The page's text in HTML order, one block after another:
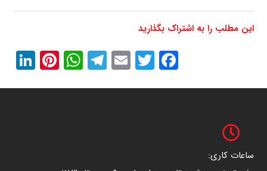
End of interactive chart.
این مطلب را به اشتراک بگذارید
Facebook
Twitter
Email
Telegram
ساعات کاری: